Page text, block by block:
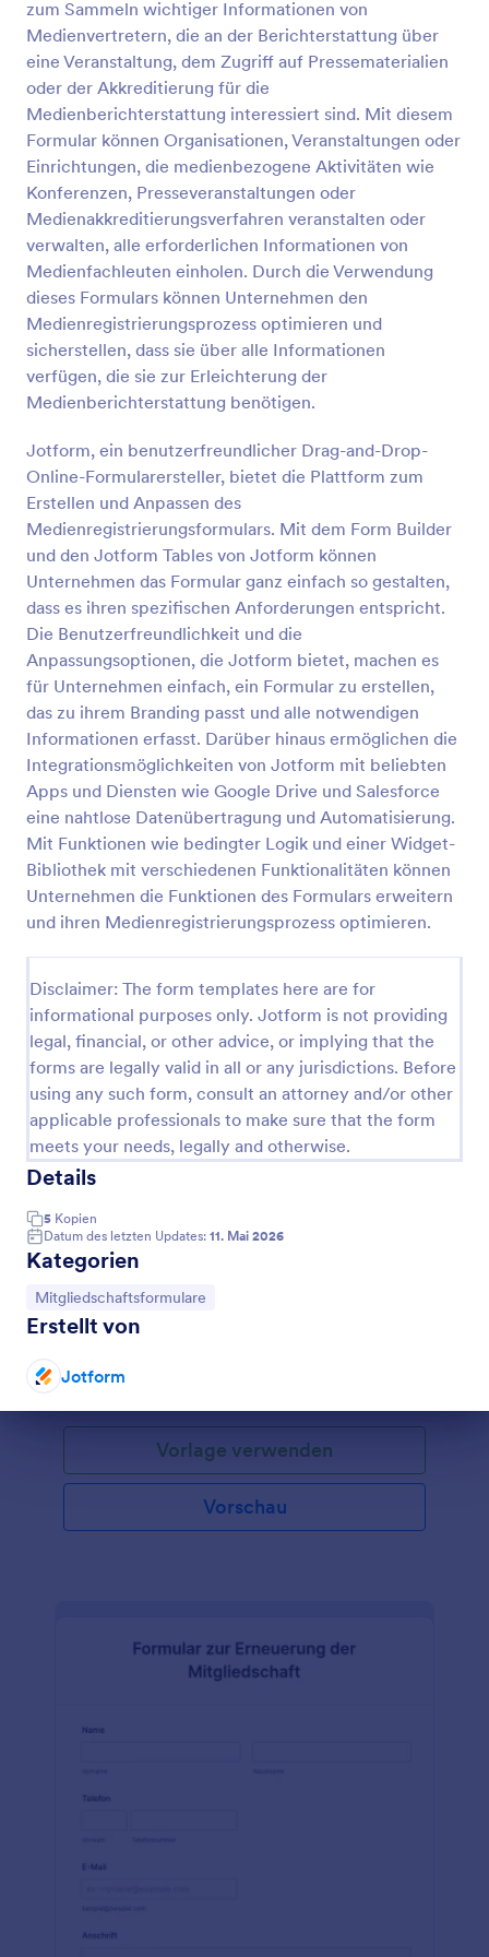
zum Sammeln wichtiger Informationen von
Medienvertretern, die an der Berichterstattung über
eine Veranstaltung, dem Zugriff auf Pressematerialien
oder der Akkreditierung für die
Medienberichterstattung interessiert sind. Mit diesem
Formular können Organisationen, Veranstaltungen oder
Einrichtungen, die medienbezogene Aktivitäten wie
Konferenzen, Presseveranstaltungen oder
Medienakkreditierungsverfahren veranstalten oder
verwalten, alle erforderlichen Informationen von
Medienfachleuten einholen. Durch die Verwendung
dieses Formulars können Unternehmen den
Medienregistrierungsprozess optimieren und
sicherstellen, dass sie über alle Informationen
verfügen, die sie zur Erleichterung der
Medienberichterstattung benötigen.
Jotform, ein benutzerfreundlicher Drag-and-Drop-
Online-Formularersteller, bietet die Plattform zum
Erstellen und Anpassen des
Medienregistrierungsformulars. Mit dem Form Builder
und den Jotform Tables von Jotform können
Unternehmen das Formular ganz einfach so gestalten,
dass es ihren spezifischen Anforderungen entspricht.
Die Benutzerfreundlichkeit und die
Anpassungsoptionen, die Jotform bietet, machen es
für Unternehmen einfach, ein Formular zu erstellen,
das zu ihrem Branding passt und alle notwendigen
Informationen erfasst. Darüber hinaus ermöglichen die
Integrationsmöglichkeiten von Jotform mit beliebten
Apps und Diensten wie Google Drive und Salesforce
eine nahtlose Datenübertragung und Automatisierung.
Mit Funktionen wie bedingter Logik und einer Widget-
Bibliothek mit verschiedenen Funktionalitäten können
Unternehmen die Funktionen des Formulars erweitern
und ihren Medienregistrierungsprozess optimieren.
Disclaimer: The form templates here are for
informational purposes only. Jotform is not providing
legal, financial, or other advice, or implying that the
forms are legally valid in all or any jurisdictions. Before
using any such form, consult an attorney and/or other
applicable professionals to make sure that the form
meets your needs, legally and otherwise.
Details
5 Kopien
Datum des letzten Updates: 11. Mai 2026
Kategorien
Zur Kategorie:
Mitgliedschaftsformulare
Erstellt von
Jotform
Vorschau
Fitness Mitgliedschaft Pausieren Formular
Ein Fitness Mitgliedschaft Pausieren Formular wird
von Fitnessorganisationen verwendet, um
Mitgliedschaften zu pausieren und Zahlungen zu
stoppen. Ein kostenloses Online Fitness
Mitgliedschaft Pausieren Formular kann von
Fitnessstudiobetreibern verwendet werden, um die
Verwaltung und Kommunikation mit ihren
Mitgliedern zu verbessern. Passen Sie das Formular
einfach an, betten Sie es auf Ihrer Website ein oder
geben Sie es über einen Link weiter - und teilen Sie
es dann Ihren Mitgliedern mit, um sicherzustellen,
dass sie die Änderung verstehen. Ein kostenloses
Fitness Mitgliedschaft Pausieren Formular ist eine
großartige Möglichkeit, Ihr Fitnessstudio zu
verwalten und Ihre Mitglieder zufrieden zu stellen!
Fügen Sie Ihr Logo hinzu, ändern Sie die Farben, um
sie an Ihr Branding anzupassen, und nutzen Sie
unsere leistungsstarken Integrationen, um
von Ihrem Online-Formular herunterladen lassen,
um Ihnen Zeit bei der Bearbeitung ihrer Antworten
zu sparen. Ein Fitness Mitgliedschaft Pausieren
Formular ist eine großartige Idee für Fitnessstudios!
Go to Category:
Mitgliedschaftsformulare
Vorlage verwenden
Vorschau
Diese kostenlose Vorlage für ein Formular zur
Kündigung der Mitgliedschaft ist ideal, um Kunden
und Kontaktinformationen anzugeben und den
Hauptgrund zu nennen, warum sie ihre
Mitgliedschaft kündigen möchten. Es bittet die
Mitglieder auch um Feedback und
Vorschläge.Dieses Kündigungsformular können Sie
ganz einfach auf Ihrer Website verwenden - passen
Sie das Formular einfach an Ihre Marke an und
dem kostenlosen Formulargenerator von Jotform
und über 100 Integrationen individuell gestalten.
Go to Category:
Mitgliedschaftsformulare
Vorlage verwenden
Vorschau